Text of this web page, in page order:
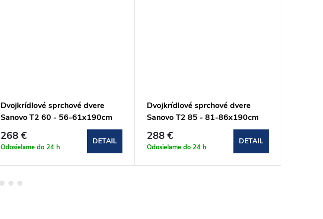
Dvojkrídlové sprchové dvere
Sanovo T2 60 - 56-61x190cm
(T2_60C)
268 €
Odosielame do 24 h
DETAIL
Dvojkrídlové sprchové dvere
Sanovo T2 85 - 81-86x190cm
(T2_85C)
288 €
Odosielame do 24 h
DETAIL